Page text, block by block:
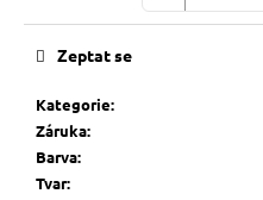
Kategorie:
Záruka:
Barva:
Tvar:
Zeptat se
–
PŘÍRODNÍ
139
Kč